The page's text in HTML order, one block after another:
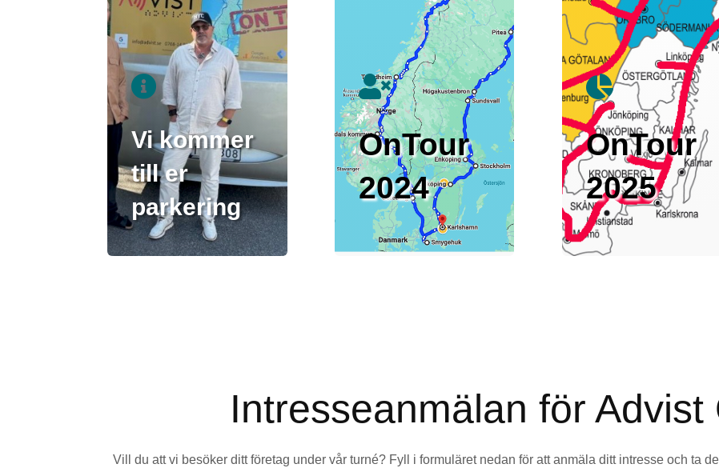

Vi kommer
till er
parkering

OnTour
2024

OnTour
2025
Intresseanmälan för Advist
Vill du att vi besöker ditt företag under vår turné? Fyll i formuläret nedan för att anmäla ditt intresse och ta